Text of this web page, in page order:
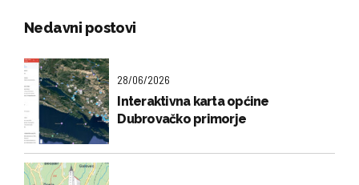
Nedavni postovi
28/06/2026
Interaktivna karta općine
Dubrovačko primorje